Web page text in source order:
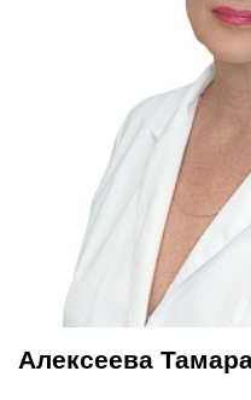
Алексеева